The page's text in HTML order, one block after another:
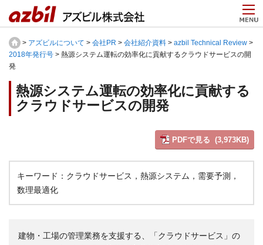
> アズビルについて > 会社PR > 会社紹介資料 > azbil Technical Review >
2018年発行号 > 熱源システム運転の効率化に貢献するクラウドサービスの開
発
熱源システム運転の効率化に貢献する
クラウドサービスの開発
PDFで見る (3,973KB)
キーワード：クラウドサービス，熱源システム，需要予測，
数理最適化
建物・工場の管理業務を支援する、「クラウドサービス」の